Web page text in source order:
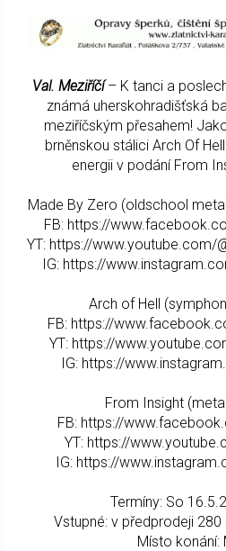
Val. Meziříčí – K tanci a
známá uherskohradišťská
meziříčským přesahem!
brněnskou stálici Arch Of
energii v podání From
Made By Zero (oldschool
FB: https://
YT: https://www.youtube.com/
IG: https://
Arch of Hell
FB: https://
YT: https://
IG: https://
From Insight
FB: https://
YT: https://
IG: https://
Termíny: So
Vstupné: v předprodeji 280
Místo konání: